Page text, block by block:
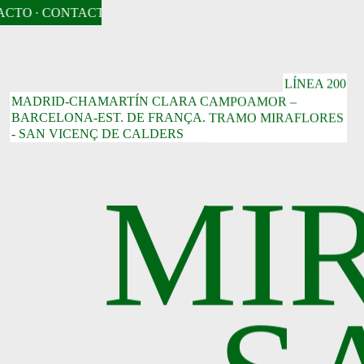
· CONTACTO
LÍNEA 200
MADRID-CHAMARTÍN CLARA CAMPOAMOR –
BARCELONA-EST. DE FRANÇA. TRAMO MIRAFLORES
- SAN VICENÇ DE CALDERS